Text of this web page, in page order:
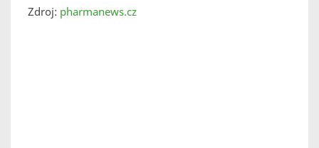
Zdroj: pharmanews.cz